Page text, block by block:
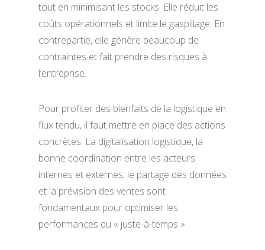
tout en minimisant les stocks. Elle réduit les
coûts opérationnels et limite le gaspillage. En
contrepartie, elle génère beaucoup de
contraintes et fait prendre des risques à
l’entreprise.
Pour profiter des bienfaits de la logistique en
flux tendu, il faut mettre en place des actions
concrètes. La digitalisation logistique, la
bonne coordination entre les acteurs
internes et externes, le partage des données
et la prévision des ventes sont
fondamentaux pour optimiser les
performances du « juste-à-temps ».